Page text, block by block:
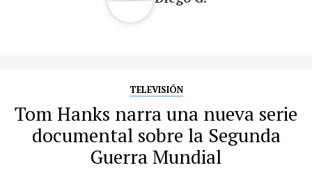
TELEVISIÓN
Tom Hanks narra una nueva serie
documental sobre la Segunda
Guerra Mundial